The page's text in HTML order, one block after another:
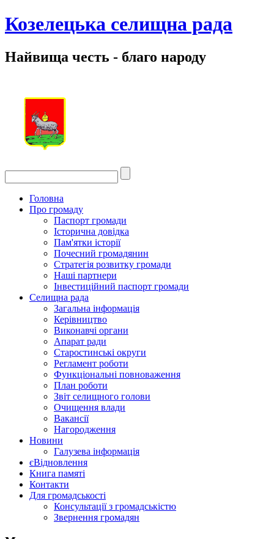
Козелецька селищна рада
Найвища честь - благо народу
Головна
Про громаду
Паспорт громади
Історична довідка
Пам'ятки історії
Почесний громадянин
Стратегія розвитку громади
Наші партнери
Інвестиційний паспорт громади
Селищна рада
Загальна інформація
Керівництво
Виконавчі органи
Апарат ради
Старостинські округи
Регламент роботи
Функціональні повноваження
План роботи
Звіт селищного голови
Очищення влади
Вакансії
Нагородження
Новини
Галузева інформація
єВідновлення
Книга памяті
Контакти
Для громадськості
Консультації з громадськістю
Звернення громадян